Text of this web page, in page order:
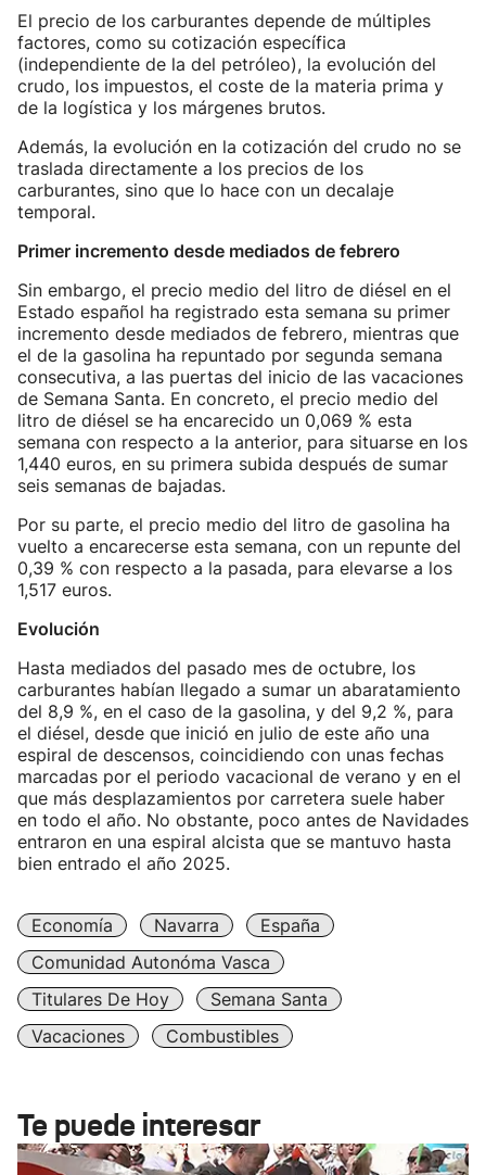
El precio de los carburantes depende de múltiples
factores, como su cotización específica
(independiente de la del petróleo), la evolución del
crudo, los impuestos, el coste de la materia prima y
de la logística y los márgenes brutos.
Además, la evolución en la cotización del crudo no se
traslada directamente a los precios de los
carburantes, sino que lo hace con un decalaje
temporal.
Primer incremento desde mediados de febrero
Sin embargo, el precio medio del litro de diésel en el
Estado español ha registrado esta semana su primer
incremento desde mediados de febrero, mientras que
el de la gasolina ha repuntado por segunda semana
consecutiva, a las puertas del inicio de las vacaciones
de Semana Santa. En concreto, el precio medio del
litro de diésel se ha encarecido un 0,069 % esta
semana con respecto a la anterior, para situarse en los
1,440 euros, en su primera subida después de sumar
seis semanas de bajadas.
Por su parte, el precio medio del litro de gasolina ha
vuelto a encarecerse esta semana, con un repunte del
0,39 % con respecto a la pasada, para elevarse a los
1,517 euros.
Evolución
Hasta mediados del pasado mes de octubre, los
carburantes habían llegado a sumar un abaratamiento
del 8,9 %, en el caso de la gasolina, y del 9,2 %, para
el diésel, desde que inició en julio de este año una
espiral de descensos, coincidiendo con unas fechas
marcadas por el periodo vacacional de verano y en el
que más desplazamientos por carretera suele haber
en todo el año. No obstante, poco antes de Navidades
entraron en una espiral alcista que se mantuvo hasta
bien entrado el año 2025.
Economía Navarra
España
Comunidad Autonóma Vasca
Titulares De Hoy
Semana Santa
Vacaciones
Combustibles
Te puede interesar